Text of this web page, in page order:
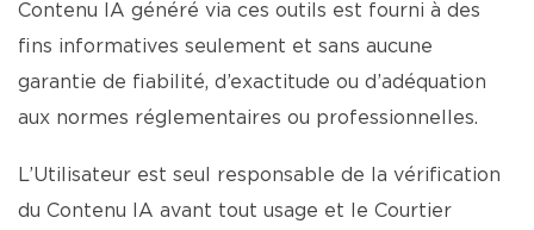
Contenu IA généré via ces outils est fourni à des
fins informatives seulement et sans aucune
garantie de fiabilité, d’exactitude ou d’adéquation
aux normes réglementaires ou professionnelles.
L’Utilisateur est seul responsable de la vérification
du Contenu IA avant tout usage et le Courtier